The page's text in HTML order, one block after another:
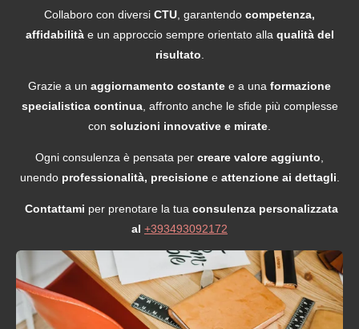
Collaboro con diversi CTU, garantendo competenza,
affidabilitàe un approccio sempre orientato alla qualità del
risultato.
Grazie a un aggiornamento costante e a una formazione
specialistica continua, affronto anche le sfide più complesse
con soluzioni innovative e mirate.
Ogni consulenza è pensata per creare valore aggiunto,
unendo professionalità, precisionee attenzione ai dettagli.
Contattami per prenotare la tua consulenza personalizzata
al +393493092172